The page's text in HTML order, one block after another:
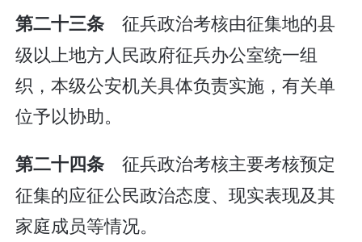
第二十三条 征兵政治考核由征集地的县
级以上地方人民政府征兵办公室统一组
织，本级公安机关具体负责实施，有关单
位予以协助。
第二十四条 征兵政治考核主要考核预定
征集的应征公民政治态度、现实表现及其
家庭成员等情况。